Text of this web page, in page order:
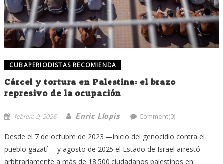
CUBAPERIODISTAS RECOMIENDA
Cárcel y tortura en Palestina: el brazo
represivo de la ocupación
febrero 9, 2026 Enric Llopis Comment(0)
Desde el 7 de octubre de 2023 —inicio del genocidio contra el
pueblo gazatí— y agosto de 2025 el Estado de Israel arrestó
arbitrariamente a más de 18.500 ciudadanos palestinos en